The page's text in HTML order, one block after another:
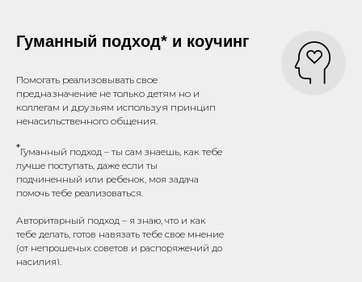
Гуманный подход* и коучинг
Помогать реализовывать свое
предназначение не только детям но и
коллегам и друзьям используя принцип
ненасильственного общения.
*Гуманный подход – ты сам знаешь, как тебе
лучше поступать, даже если ты
подчиненный или ребенок, моя задача
помочь тебе реализоваться.
Авторитарный подход – я знаю, что и как
тебе делать, готов навязать тебе свое мнение
(от непрошеных советов и распоряжений до
насилия).